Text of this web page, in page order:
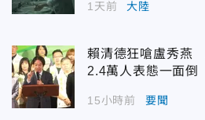
1天前 大陸
賴清德狂嗆盧秀燕
2.4萬人表態一面倒
15小時前 要聞